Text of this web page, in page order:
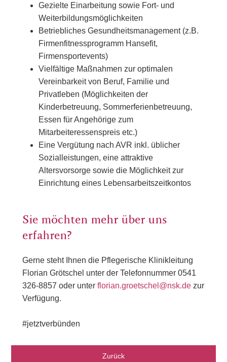
Gezielte Einarbeitung sowie Fort- und
Weiterbildungsmöglichkeiten
Betriebliches Gesundheitsmanagement (z.B.
Firmenfitnessprogramm Hansefit,
Firmensportevents)
Vielfältige Maßnahmen zur optimalen
Vereinbarkeit von Beruf, Familie und
Privatleben (Möglichkeiten der
Kinderbetreuung, Sommerferienbetreuung,
Essen für Angehörige zum
Mitarbeiteressenspreis etc.)
Eine Vergütung nach AVR inkl. üblicher
Sozialleistungen, eine attraktive
Altersvorsorge sowie die Möglichkeit zur
Einrichtung eines Lebensarbeitszeitkontos
Sie möchten mehr über uns
erfahren?
Gerne steht Ihnen die Pflegerische Klinikleitung
Florian Grötschel unter der Telefonnummer 0541
326-8857 oder unter florian.groetschel@nsk.de zur
Verfügung.
#jetztverbünden
Zurück